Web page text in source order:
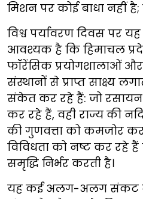
मिशन पर कोई बाधा नहीं है;
विश्व पर्यावरण दिवस पर
आवश्यक है कि हिमाचल
फॉरेंसिक प्रयोगशालाओं
संस्थानों से प्राप्त साक्ष्य
संकेत कर रहे हैं: जो रसायन
कर रहे हैं, वही राज्य की
की गुणवत्ता को कमजोर
विविधता को नष्ट कर रहे
समृद्धि निर्भर करती है।
यह कई अलग-अलग संकट